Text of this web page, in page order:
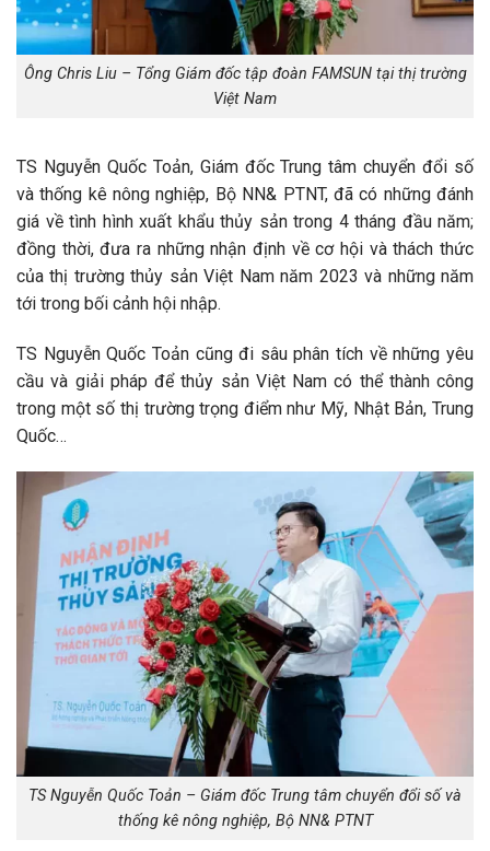
Ông Chris Liu – Tổng Giám đốc tập đoàn FAMSUN tại thị trường
Việt Nam
TS Nguyễn Quốc Toản, Giám đốc Trung tâm chuyển đổi số
và thống kê nông nghiệp, Bộ NN& PTNT, đã có những đánh
giá về tình hình xuất khẩu thủy sản trong 4 tháng đầu năm;
đồng thời, đưa ra những nhận định về cơ hội và thách thức
của thị trường thủy sản Việt Nam năm 2023 và những năm
tới trong bối cảnh hội nhập.
TS Nguyễn Quốc Toản cũng đi sâu phân tích về những yêu
cầu và giải pháp để thủy sản Việt Nam có thể thành công
trong một số thị trường trọng điểm như Mỹ, Nhật Bản, Trung
Quốc…
TS Nguyễn Quốc Toản – Giám đốc Trung tâm chuyển đổi số và
thống kê nông nghiệp, Bộ NN& PTNT